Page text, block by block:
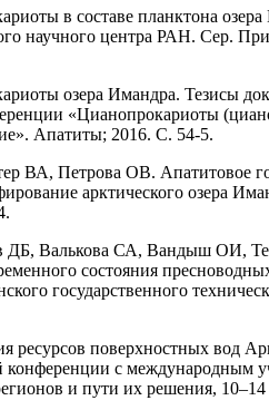
в составе планктона
научного центра РАН. Сер.
озера Имандра. Тезисы
«Цианопрокариоты
Апатиты; 2016. С. 54-5.
ВА, Петрова ОВ. Апатитовое
арктического озера
ДБ, Валькова СА, Вандыш ОИ,
состояния
государственного
ресурсов поверхностных вод
с международным
и пути их решения, 10–14